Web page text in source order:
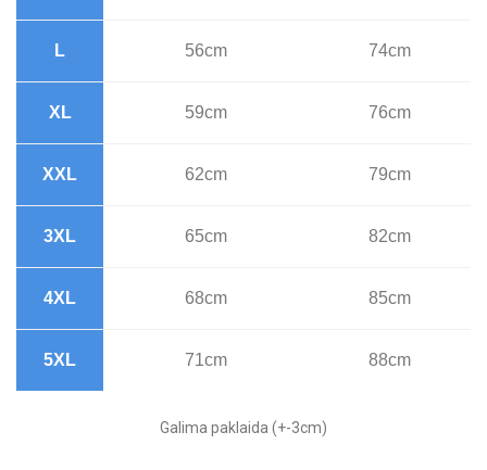
L 56cm 74cm
XL 59cm 76cm
XXL 62cm 79cm
3XL 65cm 82cm
4XL 68cm 85cm
5XL 71cm 88cm
Galima paklaida (+-3cm)